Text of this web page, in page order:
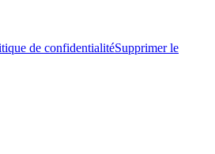
de confidentialitéSupprimer le